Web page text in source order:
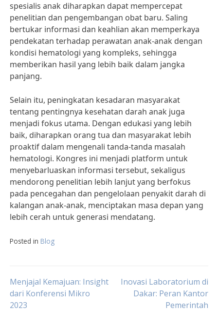
spesialis anak diharapkan dapat mempercepat
penelitian dan pengembangan obat baru. Saling
bertukar informasi dan keahlian akan memperkaya
pendekatan terhadap perawatan anak-anak dengan
kondisi hematologi yang kompleks, sehingga
memberikan hasil yang lebih baik dalam jangka
panjang.
Selain itu, peningkatan kesadaran masyarakat
tentang pentingnya kesehatan darah anak juga
menjadi fokus utama. Dengan edukasi yang lebih
baik, diharapkan orang tua dan masyarakat lebih
proaktif dalam mengenali tanda-tanda masalah
hematologi. Kongres ini menjadi platform untuk
menyebarluaskan informasi tersebut, sekaligus
mendorong penelitian lebih lanjut yang berfokus
pada pencegahan dan pengelolaan penyakit darah di
kalangan anak-anak, menciptakan masa depan yang
lebih cerah untuk generasi mendatang.
Posted in Blog
Post
navigation
Menjajal Kemajuan: Insight
dari Konferensi Mikro
2023
Inovasi Laboratorium di
Dakar: Peran Kantor
Pemerintah